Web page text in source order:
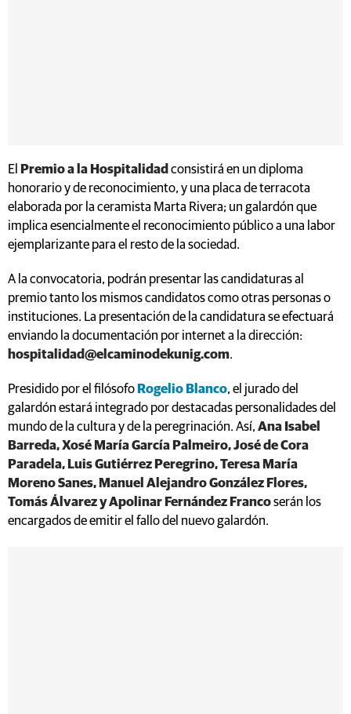
El Premio a la Hospitalidad consistirá en un diploma
honorario y de reconocimiento, y una placa de terracota
elaborada por la ceramista Marta Rivera; un galardón que
implica esencialmente el reconocimiento público a una labor
ejemplarizante para el resto de la sociedad.
A la convocatoria, podrán presentar las candidaturas al
premio tanto los mismos candidatos como otras personas o
instituciones. La presentación de la candidatura se efectuará
enviando la documentación por internet a la dirección:
hospitalidad@elcaminodekunig.com.
Presidido por el filósofo Rogelio Blanco, el jurado del
galardón estará integrado por destacadas personalidades del
mundo de la cultura y de la peregrinación. Así, Ana Isabel
Barreda, Xosé María García Palmeiro, José de Cora
Paradela, Luis Gutiérrez Peregrino, Teresa María
Moreno Sanes, Manuel Alejandro González Flores,
Tomás Álvarez y Apolinar Fernández Francoserán los
encargados de emitir el fallo del nuevo galardón.